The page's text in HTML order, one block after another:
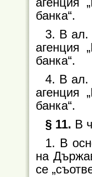
банка“.
3. В ал.
агенция
банка“.
4. В ал.
агенция
банка“.
§ 11. В
1. В
на
се